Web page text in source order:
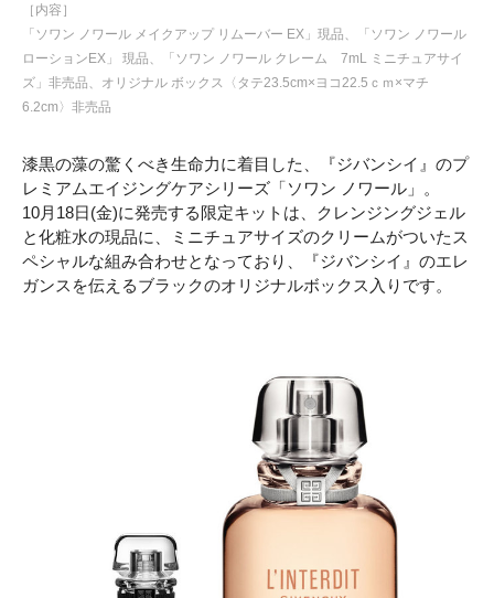
［内容］
「ソワン ノワール メイクアップ リムーバー EX」現品、「ソワン ノワール
ローションEX」 現品、「ソワン ノワール クレーム 7mL ミニチュアサイ
ズ」非売品、オリジナル ボックス〈タテ23.5cm×ヨコ22.5ｃｍ×マチ
6.2cm〉非売品
漆黒の藻の驚くべき生命力に着目した、『ジバンシイ』のプ
レミアムエイジングケアシリーズ「ソワン ノワール」。
10月18日(金)に発売する限定キットは、クレンジングジェル
と化粧水の現品に、ミニチュアサイズのクリームがついたス
ペシャルな組み合わせとなっており、『ジバンシイ』のエレ
ガンスを伝えるブラックのオリジナルボックス入りです。